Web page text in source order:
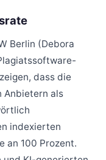
Berlin (Debora
dass die
Anbietern als
indexierten
an 100 Prozent.